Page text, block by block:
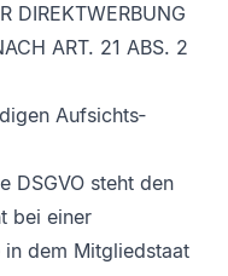
DIREKTWERBUNG
ART. 21 ABS. 2
Aufsichts­
DSGVO steht den
bei einer
dem Mitgliedstaat